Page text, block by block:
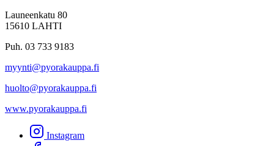
Launeenkatu 80
15610 LAHTI
Puh. 03 733 9183
myynti@pyorakauppa.fi
huolto@pyorakauppa.fi
www.pyorakauppa.fi
Instagram